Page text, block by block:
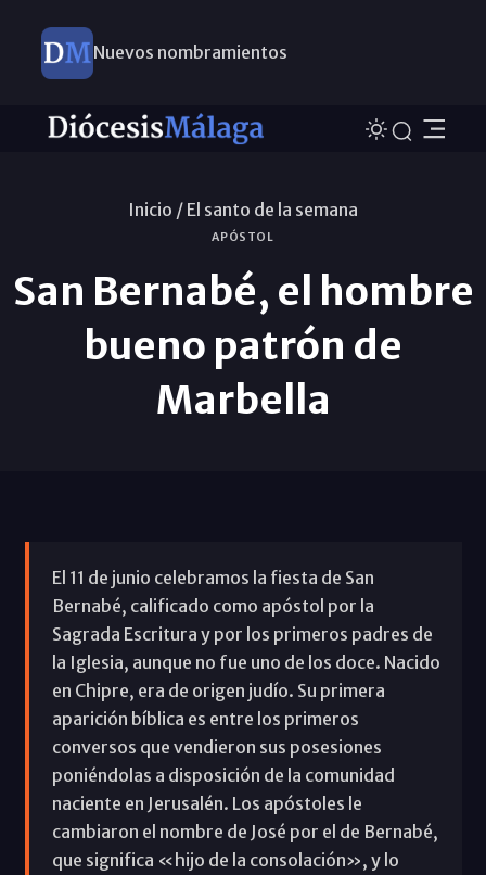
Nuevos nombramientos
Inicio / El santo de la semana
APÓSTOL
San Bernabé, el hombre
bueno patrón de
Marbella
El 11 de junio celebramos la fiesta de San
Bernabé, calificado como apóstol por la
Sagrada Escritura y por los primeros padres de
la Iglesia, aunque no fue uno de los doce. Nacido
en Chipre, era de origen judío. Su primera
aparición bíblica es entre los primeros
conversos que vendieron sus posesiones
poniéndolas a disposición de la comunidad
naciente en Jerusalén. Los apóstoles le
cambiaron el nombre de José por el de Bernabé,
que significa «hijo de la consolación», y lo